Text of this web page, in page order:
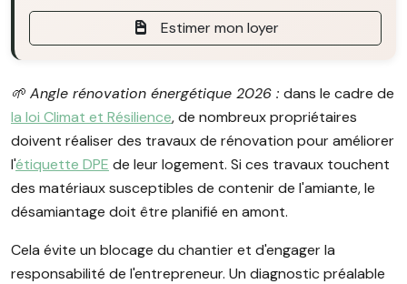
Estimer mon loyer
🌱 Angle rénovation énergétique 2026 : dans le cadre de
la loi Climat et Résilience, de nombreux propriétaires
doivent réaliser des travaux de rénovation pour améliorer
l'étiquette DPE de leur logement. Si ces travaux touchent
des matériaux susceptibles de contenir de l'amiante, le
désamiantage doit être planifié en amont.
Cela évite un blocage du chantier et d'engager la
responsabilité de l'entrepreneur. Un diagnostic préalable